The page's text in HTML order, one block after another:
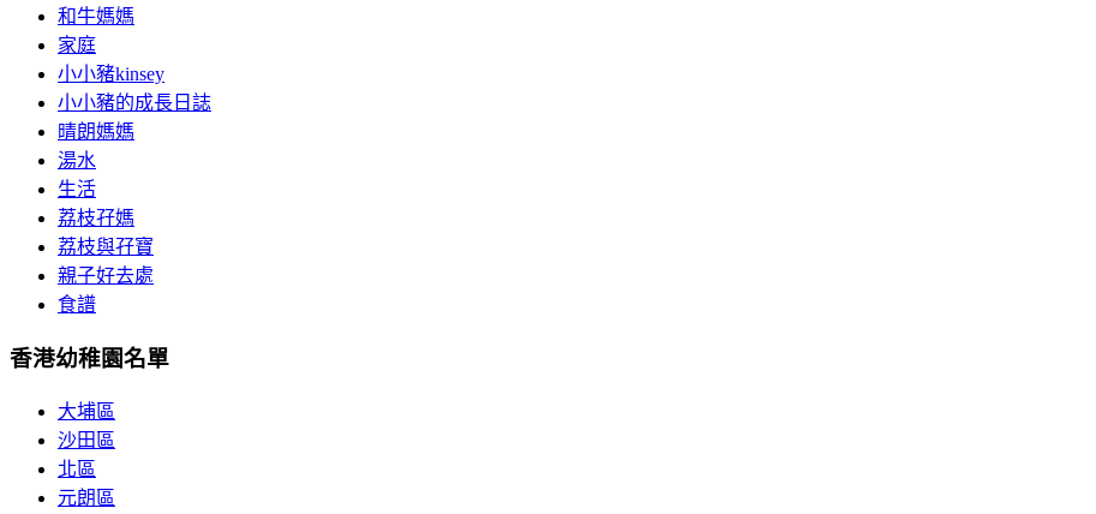
和牛媽媽
家庭
小小豬kinsey
小小豬的成長日誌
晴朗媽媽
湯水
生活
荔枝孖媽
荔枝與孖寶
親子好去處
食譜
香港幼稚園名單
大埔區
沙田區
北區
元朗區